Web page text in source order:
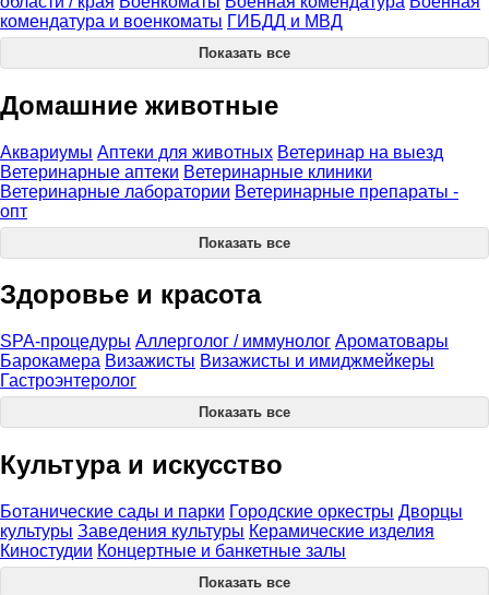
комендатура и военкоматы ГИБДД и МВД
Показать все
Домашние животные
Аквариумы Аптеки для животных Ветеринар на выезд
Ветеринарные аптеки Ветеринарные клиники
Ветеринарные лаборатории Ветеринарные препараты -
опт
Показать все
Здоровье и красота
SPA-процедуры Аллерголог / иммунолог Ароматовары
Барокамера Визажисты Визажисты и имиджмейкеры
Гастроэнтеролог
Показать все
Культура и искусство
Ботанические сады и парки Городские оркестры Дворцы
культуры Заведения культуры Керамические изделия
Киностудии Концертные и банкетные залы
Показать все